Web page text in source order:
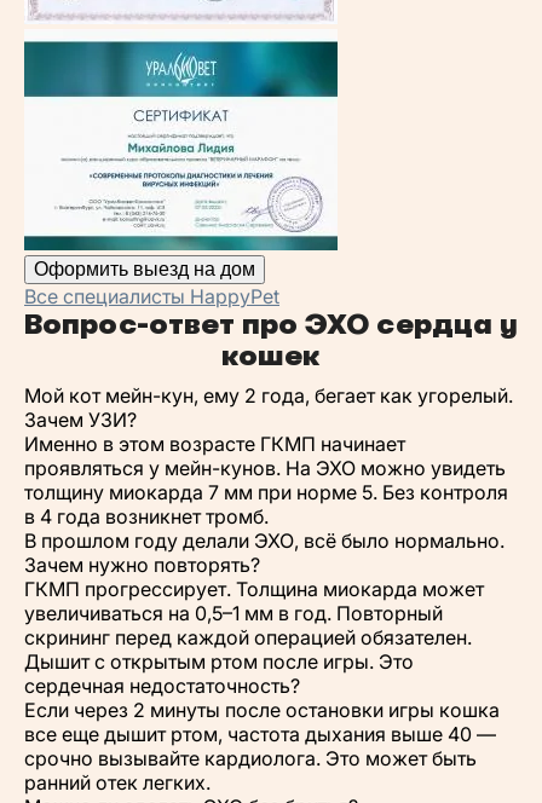
Оформить выезд на дом
Все специалисты HappyPet
Вопрос-ответ про ЭХО сердца у
кошек
Мой кот мейн-кун, ему 2 года, бегает как угорелый.
Зачем УЗИ?
Именно в этом возрасте ГКМП начинает
проявляться у мейн-кунов. На ЭХО можно увидеть
толщину миокарда 7 мм при норме 5. Без контроля
в 4 года возникнет тромб.
В прошлом году делали ЭХО, всё было нормально.
Зачем нужно повторять?
ГКМП прогрессирует. Толщина миокарда может
увеличиваться на 0,5–1 мм в год. Повторный
скрининг перед каждой операцией обязателен.
Дышит с открытым ртом после игры. Это
сердечная недостаточность?
Если через 2 минуты после остановки игры кошка
все еще дышит ртом, частота дыхания выше 40 —
срочно вызывайте кардиолога. Это может быть
ранний отек легких.